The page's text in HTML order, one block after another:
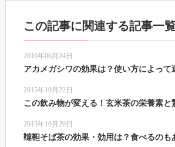
この記事に関連する記事一
2016年06月24日
アカメガシワの効果は？使い方によって
2015年10月22日
この飲み物が変える！玄米茶の栄養素と
2015年10月20日
韃靼そば茶の効果・効用は？食べるのも